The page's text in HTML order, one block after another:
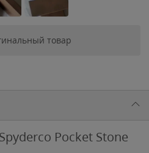
товар
Pocket Stone